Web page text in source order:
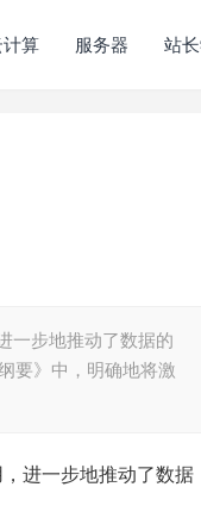
计算 服务器 站
一步地推动了数据的
要》中，明确地将激
进一步地推动了数据